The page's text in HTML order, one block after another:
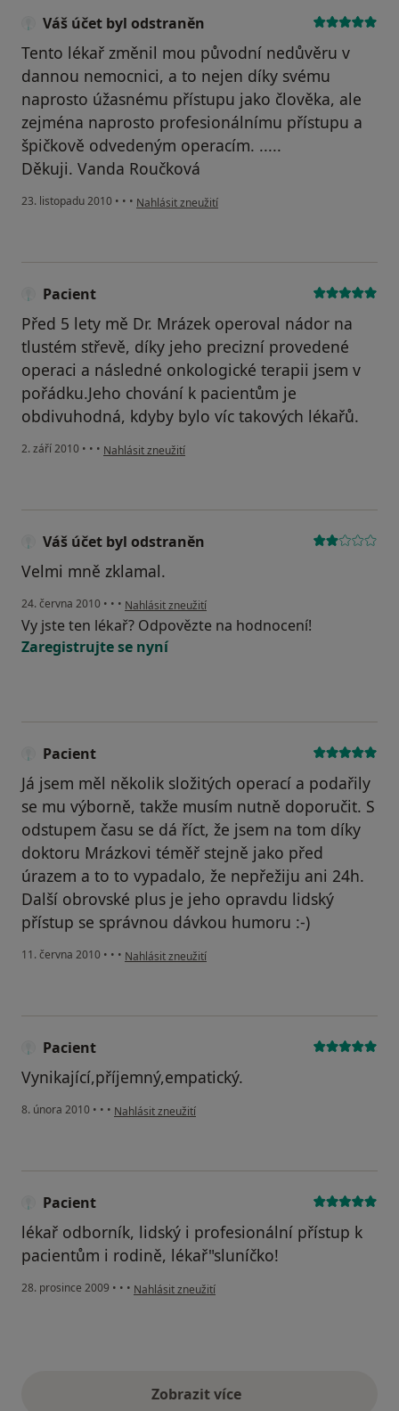
Váš účet byl odstraněn
Tento lékař změnil mou původní nedůvěru v
dannou nemocnici, a to nejen díky svému
naprosto úžasnému přístupu jako člověka, ale
zejména naprosto profesionálnímu přístupu a
špičkově odvedeným operacím. .....
Děkuji. Vanda Roučková
23. listopadu 2010 • • • podle názoru uživatele Váš účet byl odstraněn
Nahlásit zneužití
Pacient
Před 5 lety mě Dr. Mrázek operoval nádor na
tlustém střevě, díky jeho precizní provedené
operaci a následné onkologické terapii jsem v
pořádku.Jeho chování k pacientům je
obdivuhodná, kdyby bylo víc takových lékařů.
2. září 2010 • • • podle názoru uživatele Pacient
Nahlásit zneužití
Váš účet byl odstraněn
Velmi mně zklamal.
24. června 2010 • • • podle názoru uživatele Váš účet byl odstraněn
Nahlásit zneužití
Vy jste ten lékař? Odpovězte na hodnocení!
Zaregistrujte se nyní
Pacient
Já jsem měl několik složitých operací a podařily
se mu výborně, takže musím nutně doporučit. S
odstupem času se dá říct, že jsem na tom díky
doktoru Mrázkovi téměř stejně jako před
úrazem a to to vypadalo, že nepřežiju ani 24h.
Další obrovské plus je jeho opravdu lidský
přístup se správnou dávkou humoru :-)
11. června 2010 • • • podle názoru uživatele Pacient
Nahlásit zneužití
Pacient
Vynikající,příjemný,empatický.
8. února 2010 • • • podle názoru uživatele Pacient
Nahlásit zneužití
Pacient
lékař odborník, lidský i profesionální přístup k
pacientům i rodině, lékař"sluníčko!
28. prosince 2009 • • • podle názoru uživatele Pacient
Nahlásit zneužití
Zobrazit vícevýše uvedené názory